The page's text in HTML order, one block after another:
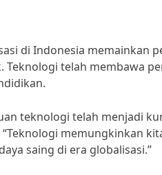
di Indonesia memainkan
telah membawa
teknologi telah menjadi
memungkinkan
saing di era globalisasi.”